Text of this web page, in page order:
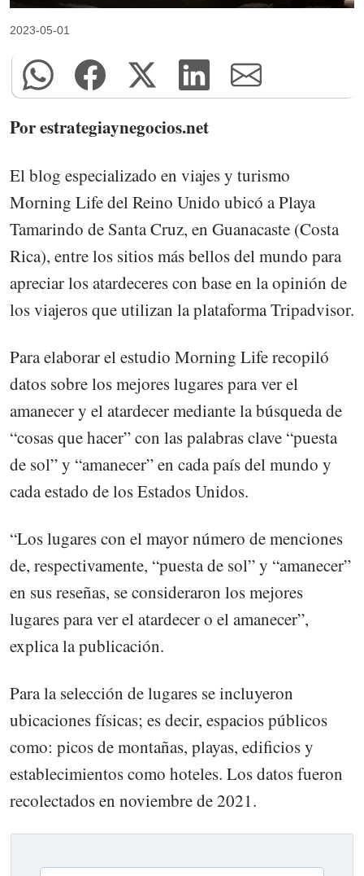
2023-05-01
Por estrategiaynegocios.net
El blog especializado en viajes y turismo
Morning Life del Reino Unido ubicó a Playa
Tamarindo de Santa Cruz, en Guanacaste (Costa
Rica), entre los sitios más bellos del mundo para
apreciar los atardeceres con base en la opinión de
los viajeros que utilizan la plataforma Tripadvisor.
Para elaborar el estudio Morning Life recopiló
datos sobre los mejores lugares para ver el
amanecer y el atardecer mediante la búsqueda de
“cosas que hacer” con las palabras clave “puesta
de sol” y “amanecer” en cada país del mundo y
cada estado de los Estados Unidos.
“Los lugares con el mayor número de menciones
de, respectivamente, “puesta de sol” y “amanecer”
en sus reseñas, se consideraron los mejores
lugares para ver el atardecer o el amanecer”,
explica la publicación.
Para la selección de lugares se incluyeron
ubicaciones físicas; es decir, espacios públicos
como: picos de montañas, playas, edificios y
establecimientos como hoteles. Los datos fueron
recolectados en noviembre de 2021.